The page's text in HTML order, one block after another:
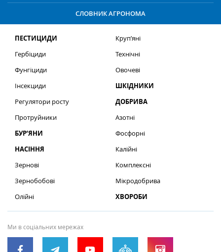
СЛОВНИК АГРОНОМА
ПЕСТИЦИДИ
Гербіциди
Фунгіциди
Інсекциди
Регулятори росту
Протруйники
БУР’ЯНИ
НАСІННЯ
Зернові
Зернобобові
Олійні
Круп’яні
Технічні
Овочеві
ШКІДНИКИ
ДОБРИВА
Азотні
Фосфорні
Калійні
Комплексні
Мікродобрива
ХВОРОБИ
Ми в соціальних мережах